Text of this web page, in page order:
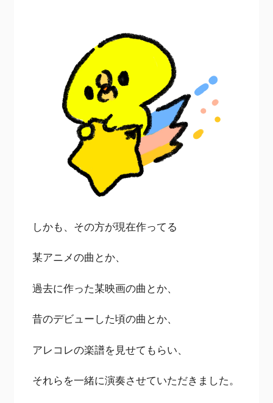
しかも、その方が現在作ってる
某アニメの曲とか、
過去に作った某映画の曲とか、
昔のデビューした頃の曲とか、
アレコレの楽譜を見せてもらい、
それらを一緒に演奏させていただきました。